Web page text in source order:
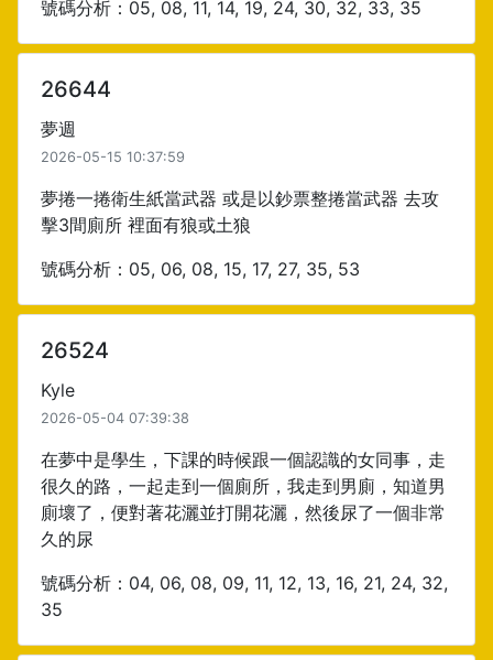
號碼分析：05, 08, 11, 14, 19, 24, 30, 32, 33, 35
26644
夢週
2026-05-15 10:37:59
夢捲一捲衛生紙當武器 或是以鈔票整捲當武器 去攻
擊3間廁所 裡面有狼或土狼
號碼分析：05, 06, 08, 15, 17, 27, 35, 53
26524
Kyle
2026-05-04 07:39:38
在夢中是學生，下課的時候跟一個認識的女同事，走
很久的路，一起走到一個廁所，我走到男廁，知道男
廁壞了，便對著花灑並打開花灑，然後尿了一個非常
久的尿
號碼分析：04, 06, 08, 09, 11, 12, 13, 16, 21, 24, 32,
35